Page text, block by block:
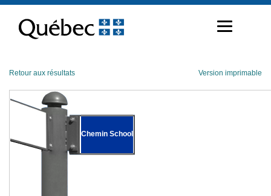
contenu
Retour aux résultats Version imprimable
Chemin School